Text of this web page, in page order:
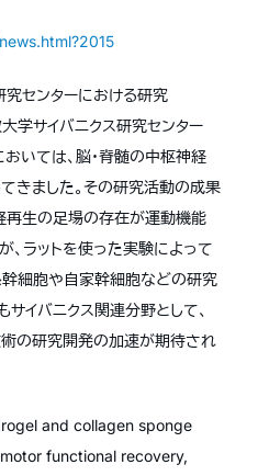
究センターにおける研究
学サイバニクス研究センター
おいては、脳・脊髄の中枢神経
きました。その研究活動の成果
再生の足場の存在が運動機能
、ラットを使った実験によって
幹細胞や自家幹細胞などの研究
イバニクス関連分野として、
の研究開発の加速が期待され
and collagen sponge
functional recovery,